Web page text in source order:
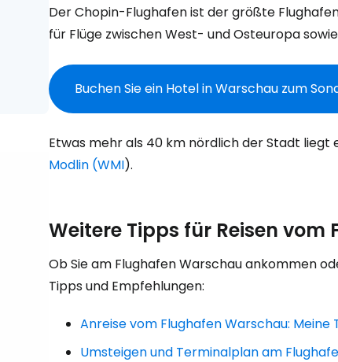
Der Chopin-Flughafen ist der größte
für Flüge zwischen West- und Osteuropa
Buchen Sie ein Hotel in Warschau zum
Etwas mehr als 40 km nördlich der Stadt
Modlin (WMI).
Weitere Tipps für Reisen
Ob Sie am Flughafen Warschau ankommen
Tipps und Empfehlungen:
Anreise vom Flughafen Warschau: Meine
Umsteigen und Terminalplan am
... die weltweite Reise-